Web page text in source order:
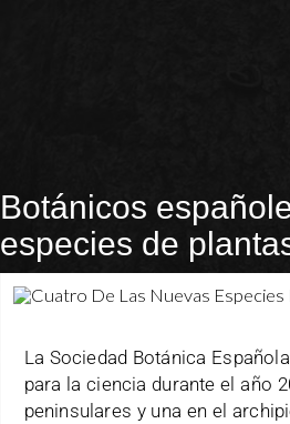
Botánicos
especies de
La Sociedad Botánica
para la ciencia durante el año
peninsulares y una en el